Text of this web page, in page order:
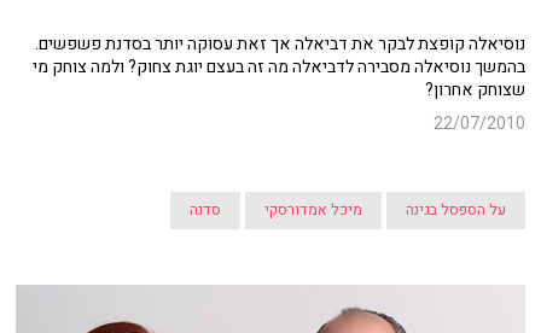
נוסיאלה קופצת לבקר את דביאלה אך זאת עסוקה יותר בסדנת פשפשים.
בהמשך נוסיאלה מסבירה לדביאלה מה זה בעצם יוגת צחוק? ולמה צוחק מי
שצוחק אחרון?
22/07/2010
על הספסל בגינה מיכל אמדורסקי סדנה